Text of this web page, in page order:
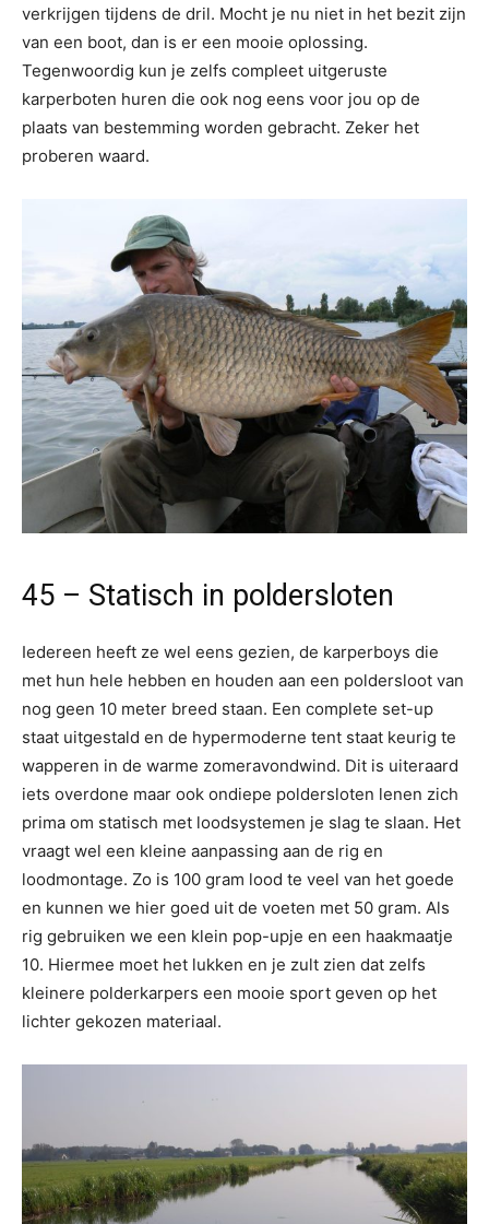
verkrijgen tijdens de dril. Mocht je nu niet in het bezit zijn
van een boot, dan is er een mooie oplossing.
Tegenwoordig kun je zelfs compleet uitgeruste
karperboten huren die ook nog eens voor jou op de
plaats van bestemming worden gebracht. Zeker het
proberen waard.
45 – Statisch in poldersloten
Iedereen heeft ze wel eens gezien, de karperboys die
met hun hele hebben en houden aan een poldersloot van
nog geen 10 meter breed staan. Een complete set-up
staat uitgestald en de hypermoderne tent staat keurig te
wapperen in de warme zomeravondwind. Dit is uiteraard
iets overdone maar ook ondiepe poldersloten lenen zich
prima om statisch met loodsystemen je slag te slaan. Het
vraagt wel een kleine aanpassing aan de rig en
loodmontage. Zo is 100 gram lood te veel van het goede
en kunnen we hier goed uit de voeten met 50 gram. Als
rig gebruiken we een klein pop-upje en een haakmaatje
10. Hiermee moet het lukken en je zult zien dat zelfs
kleinere polderkarpers een mooie sport geven op het
lichter gekozen materiaal.